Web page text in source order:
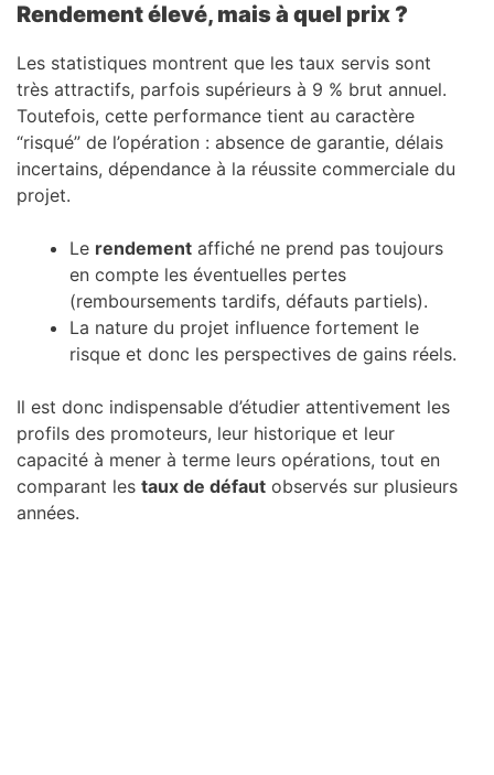
Rendement élevé, mais à quel prix ?
Les statistiques montrent que les taux servis sont
très attractifs, parfois supérieurs à 9 % brut annuel.
Toutefois, cette performance tient au caractère
“risqué” de l’opération : absence de garantie, délais
incertains, dépendance à la réussite commerciale du
projet.
Le rendement affiché ne prend pas toujours
en compte les éventuelles pertes
(remboursements tardifs, défauts partiels).
La nature du projet influence fortement le
risque et donc les perspectives de gains réels.
Il est donc indispensable d’étudier attentivement les
profils des promoteurs, leur historique et leur
capacité à mener à terme leurs opérations, tout en
comparant les taux de défaut observés sur plusieurs
années.